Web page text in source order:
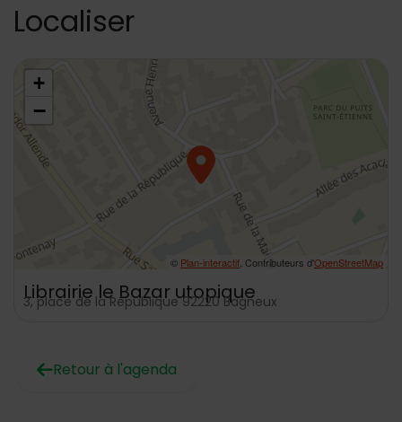
Localiser
48.795837611729176,2.30217142671014
+
−
© Plan-interactif, Contributeurs d'OpenStreetMap
Librairie le Bazar utopique
3, place de la République 92220 Bagneux
Retour à l'agenda